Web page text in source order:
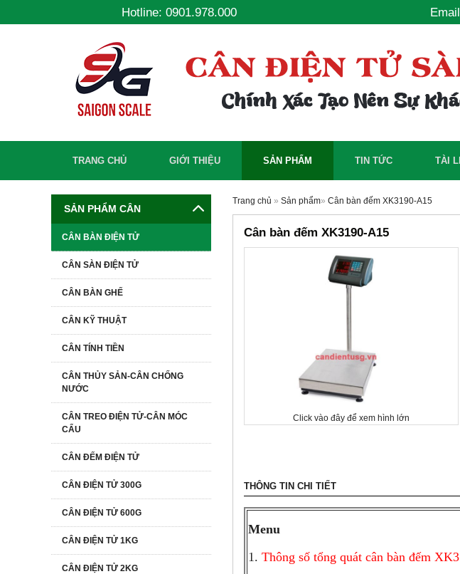
Hotline: 0901.978.000
TRANG CHỦ GIỚI THIỆU SẢN PHẨM TIN TỨC TÀI
Trang chủ » Sản phẩm» Cân bàn đếm XK3190-A15
Cân bàn đếm XK3190-A15
Click vào đây để xem hình lớn
THÔNG TIN CHI TIẾT
Menu
1. Thông số tổng quát cân bàn đếm
SẢN PHẨM CÂN
CÂN BÀN ĐIỆN TỬ
CÂN SÀN ĐIỆN TỬ
CÂN BÀN GHẾ
CÂN KỸ THUẬT
CÂN TÍNH TIỀN
CÂN THỦY SẢN-CÂN CHỐNG
NƯỚC
CÂN TREO ĐIỆN TỬ-CÂN MÓC
CẨU
CÂN ĐẾM ĐIỆN TỬ
CÂN ĐIỆN TỬ 300G
CÂN ĐIỆN TỬ 600G
CÂN ĐIỆN TỬ 1KG
CÂN ĐIỆN TỬ 2KG